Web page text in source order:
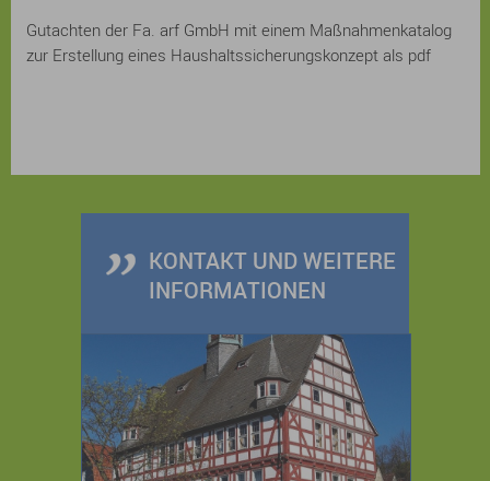
Gutachten der Fa. arf GmbH mit einem Maßnahmenkatalog
zur Erstellung eines Haushaltssicherungskonzept als pdf
KONTAKT UND WEITERE
INFORMATIONEN